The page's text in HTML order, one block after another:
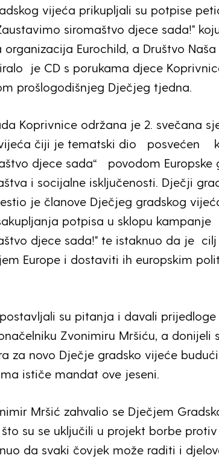
vijeća prikupljali su potpise
siromaštvo djece sada!"
organizacija Eurochild, a Društvo
je CD s porukama djece
prošlogodišnjeg Dječjeg tjedna.
Koprivnice održana je 2. svečana
vijeća čiji je tematski dio posvećen
djece sada“ povodom Europske
i socijalne isključenosti. Dječji
je članove Dječjeg gradskog
potpisa u sklopu kampanje
djece sada!" te istaknuo da je
Europe i dostaviti ih europskim
su pitanja i davali prijedloge
Zvonimiru Mršiću, a donijeli
za novo Dječje gradsko vijeće
ističe mandat ove jeseni.
Mršić zahvalio se Dječjem
su se uključili u projekt borbe protiv
da svaki čovjek može raditi i